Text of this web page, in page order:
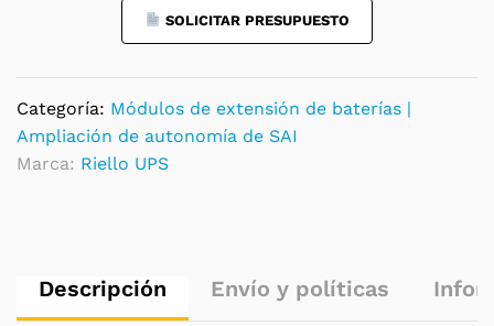
SOLICITAR PRESUPUESTO
Categoría: Módulos de extensión de baterías |
Ampliación de autonomía de SAI
Marca: Riello UPS
Descripción Envío y políticas